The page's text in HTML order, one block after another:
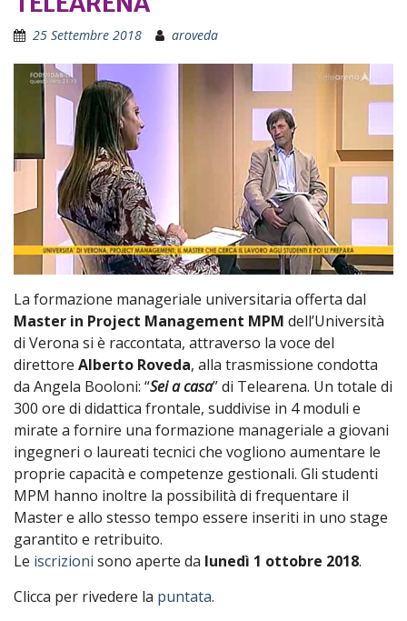
25 Settembre 2018 aroveda
La formazione manageriale universitaria offerta dal
Master in Project Management MPM dell’Università
di Verona si è raccontata, attraverso la voce del
direttore Alberto Roveda, alla trasmissione condotta
da Angela Booloni: “Sei a casa” di Telearena. Un totale di
300 ore di didattica frontale, suddivise in 4 moduli e
mirate a fornire una formazione manageriale a giovani
ingegneri o laureati tecnici che vogliono aumentare le
proprie capacità e competenze gestionali. Gli studenti
MPM hanno inoltre la possibilità di frequentare il
Master e allo stesso tempo essere inseriti in uno stage
garantito e retribuito.
Le iscrizioni sono aperte da lunedì 1 ottobre 2018.
Clicca per rivedere la puntata.